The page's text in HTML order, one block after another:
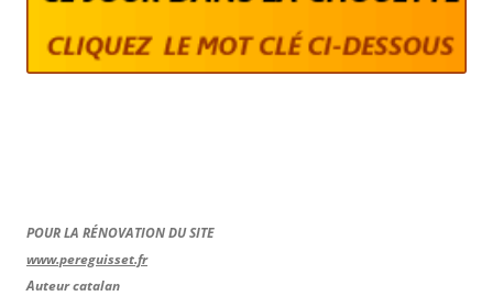
POUR LA RÉNOVATION DU SITE
www.pereguisset.fr
Auteur catalan